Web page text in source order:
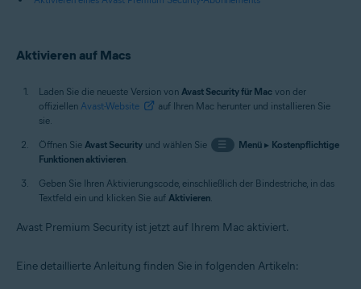
Aktivieren auf Macs
Laden Sie die neueste Version von Avast Security für Mac von der
offiziellen Avast-Website
auf Ihren Mac herunter und installieren Sie
sie.
Öffnen Sie Avast Security und wählen Sie ☰ Menü▸ Kostenpflichtige
Funktionen aktivieren.
Geben Sie Ihren Aktivierungscode, einschließlich der Bindestriche, in das
Textfeld ein und klicken Sie auf Aktivieren.
Avast Premium Security ist jetzt auf Ihrem Mac aktiviert.
Eine detaillierte Anleitung finden Sie in folgenden Artikeln: